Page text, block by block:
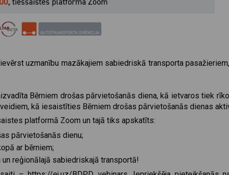
uzmanību mazākajiem sabiedriskā transporta
Bērniem drošas pārvietošanās diena, kā ietvaros tiek
kā iesaistīties Bērniem drošas pārvietošanās dienas
platformā Zoom un tajā tiks apskatīts:
pārvietošanās dienu;
ar bērniem;
reģionālajā sabiedriskajā transportā!